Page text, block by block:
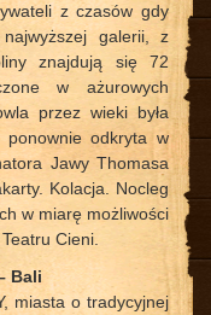
z czasów gdy
galerii, z
znajdują się 72
w ażurowych
przez wieki była
ponownie odkryta w
Jawy Thomasa
Kolacja. Nocleg
w miarę możliwości
Cieni.
Bali
miasta o tradycyjnej